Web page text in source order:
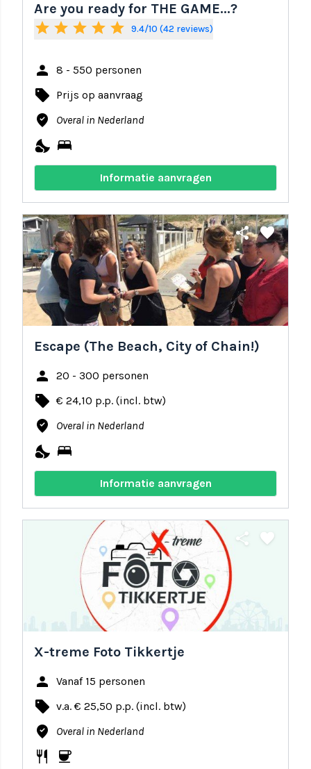
Are you ready for THE GAME...?
star star star star star 9.4/10 (42 reviews)
person 8 - 550 personen
local_offer Prijs op aanvraag
where_to_vote Overal in Nederland
nights_stay bed
Informatie aanvragen
share favorite
Escape (The Beach, City of Chain!)
person 20 - 300 personen
local_offer € 24,10 p.p. (incl. btw)
where_to_vote Overal in Nederland
nights_stay bed
Informatie aanvragen
share favorite
X-treme Foto Tikkertje
person Vanaf 15 personen
local_offer v.a. € 25,50 p.p. (incl. btw)
where_to_vote Overal in Nederland
restaurant coffee